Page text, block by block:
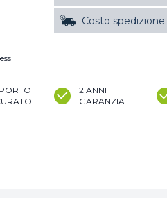
Costo spedizione:
2 ANNI
GARANZIA